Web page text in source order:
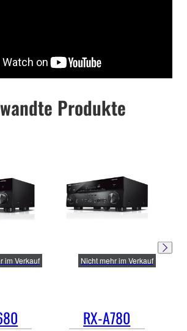
Produkte
im Verkauf
RX-A780
Nicht mehr im Verkauf